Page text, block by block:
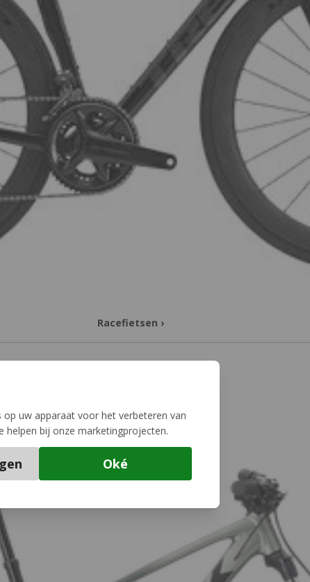
op uw apparaat voor het verbeteren van
helpen bij onze marketingprojecten.
Oké
Racefietsen ›